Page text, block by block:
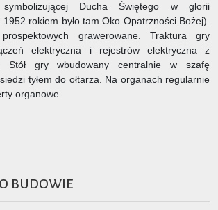
symbolizującej Ducha Świętego w glorii
rokiem było tam Oko Opatrzności Bożej).
grawerowane. Traktura gry
elektryczna i rejestrów elektryczna z
Stół gry wbudowany centralnie w szafę
tyłem do ołtarza. Na organach regularnie
organowe.
budowie